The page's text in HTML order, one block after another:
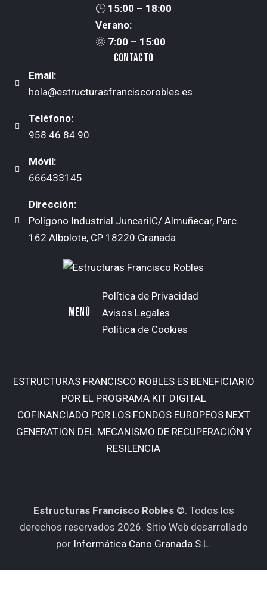
MENÚ
Política de Privacidad
Avisos Legales
Política de Cookies
CONTACTO
Email:
hola@estructurasfranciscorobles.es
Teléfono:
958 46 84 90
Móvil:
666433145
Dirección:
Polígono Industrial JuncarilC/ Almuñecar, Parc.
162 Albolote, CP 18220 Granada
🕒 15:00 – 18:00
Verano:
🌞 7:00 – 15:00
ESTRUCTURAS FRANCISCO ROBLES ES BENEFICIARIO
POR EL PROGRAMA KIT DIGITAL
COFINANCIADO POR LOS FONDOS EUROPEOS NEXT
GENERATION DEL MECANISMO DE RECUPERACIÓN Y
RESILENCIA
Estructuras Francisco Robles©. Todos los
derechos reservados 2026. Sitio Web desarrollado
por Informática Cano Granada S.L.